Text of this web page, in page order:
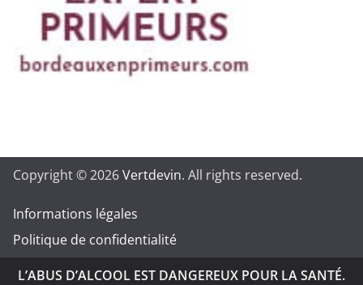
Copyright © 2026Vertdevin. All rights reserved.
Informations légales
Politique de confidentialité
L’ABUS D’ALCOOL EST DANGEREUX POUR LA SANTÉ.